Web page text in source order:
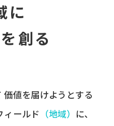
に
創る
価値を​届けようとする​
ィールド ​（地域） に、